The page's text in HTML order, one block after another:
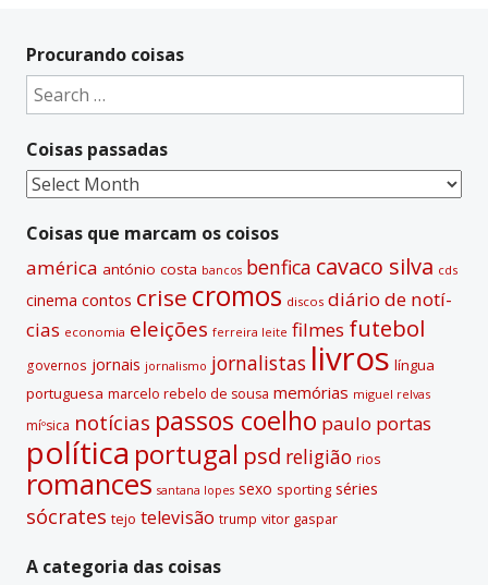
t
e
a
t
i
v
Procurando coisas
Search
for:
Coisas passadas
Coisas
Coisas que marcam os coisos
américa antónio costa bancos benfica cavaco silva cds
cinema contos crise cromos discos diário de notí­
cias economia eleições ferreira leite filmes futebol
governos jornais jornalismo jornalistas livros lí­ngua
portuguesa marcelo rebelo de sousa memórias miguel relvas
míºsica notí­cias passos coelho paulo portas
polí­tica portugal psd religião rios
romances santana lopes sexo sporting séries
sócrates tejo televisão trump vitor gaspar
A categoria das coisas